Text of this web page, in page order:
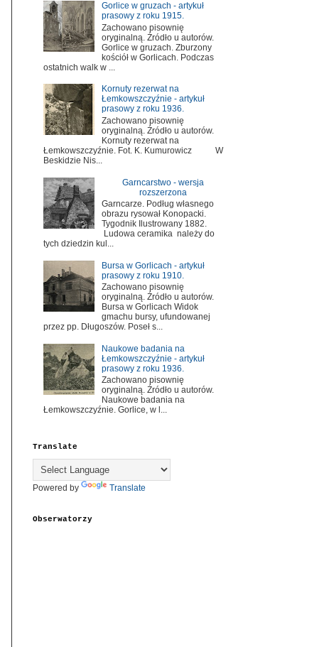
Gorlice w gruzach - artykuł
prasowy z roku 1915.
Zachowano pisownię
oryginalną. Źródło u autorów.
Gorlice w gruzach. Zburzony
kościół w Gorlicach. Podczas
ostatnich walk w ...
Kornuty rezerwat na
Łemkowszczyźnie - artykuł
prasowy z roku 1936.
Zachowano pisownię
oryginalną. Źródło u autorów.
Kornuty rezerwat na
Łemkowszczyźnie. Fot. K. Kumurowicz W
Beskidzie Nis...
Garncarstwo - wersja
rozszerzona
Garncarze. Podług własnego
obrazu rysował Konopacki.
Tygodnik Ilustrowany 1882.
Ludowa ceramika należy do
tych dziedzin kul...
Bursa w Gorlicach - artykuł
prasowy z roku 1910.
Zachowano pisownię
oryginalną. Źródło u autorów.
Bursa w Gorlicach Widok
gmachu bursy, ufundowanej
przez pp. Długoszów. Poseł s...
Naukowe badania na
Łemkowszczyźnie - artykuł
prasowy z roku 1936.
Zachowano pisownię
oryginalną. Źródło u autorów.
Naukowe badania na
Łemkowszczyźnie. Gorlice, w l...
Translate
Powered by Translate
Obserwatorzy